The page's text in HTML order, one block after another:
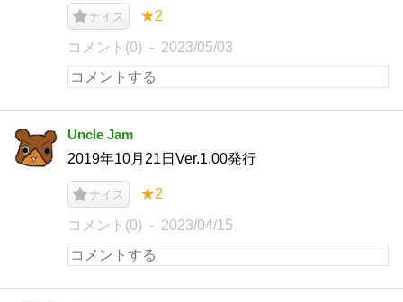
ナイス ★2
コメント(0) 2023/05/03
Uncle Jam
2019年10月21日Ver.1.00発行
ナイス ★2
コメント(0) 2023/04/15